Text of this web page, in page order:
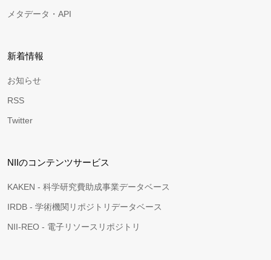
メタデータ・API
新着情報
お知らせ
RSS
Twitter
NIIのコンテンツサービス
KAKEN - 科学研究費助成事業データベース
IRDB - 学術機関リポジトリデータベース
NII-REO - 電子リソースリポジトリ